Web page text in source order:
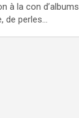
à la con d’albums
de perles…